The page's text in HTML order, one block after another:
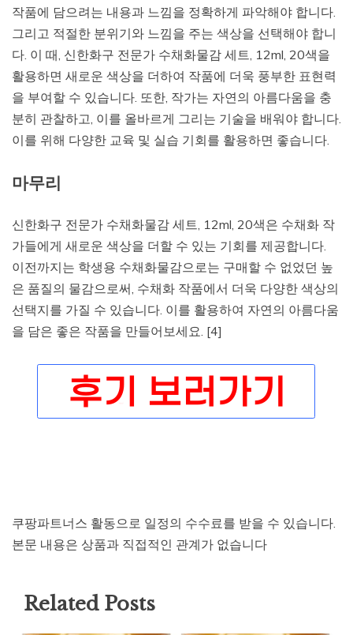
작품에 담으려는 내용과 느낌을 정확하게 파악해야 합니다.
그리고 적절한 분위기와 느낌을 주는 색상을 선택해야 합니
다. 이 때, 신한화구 전문가 수채화물감 세트, 12ml, 20색을
활용하면 새로운 색상을 더하여 작품에 더욱 풍부한 표현력
을 부여할 수 있습니다. 또한, 작가는 자연의 아름다움을 충
분히 관찰하고, 이를 올바르게 그리는 기술을 배워야 합니다.
이를 위해 다양한 교육 및 실습 기회를 활용하면 좋습니다.
마무리
신한화구 전문가 수채화물감 세트, 12ml, 20색은 수채화 작
가들에게 새로운 색상을 더할 수 있는 기회를 제공합니다.
이전까지는 학생용 수채화물감으로는 구매할 수 없었던 높
은 품질의 물감으로써, 수채화 작품에서 더욱 다양한 색상의
선택지를 가질 수 있습니다. 이를 활용하여 자연의 아름다움
을 담은 좋은 작품을 만들어보세요. [4]
쿠팡파트너스 활동으로 일정의 수수료를 받을 수 있습니다.
본문 내용은 상품과 직접적인 관계가 없습니다
Related Posts